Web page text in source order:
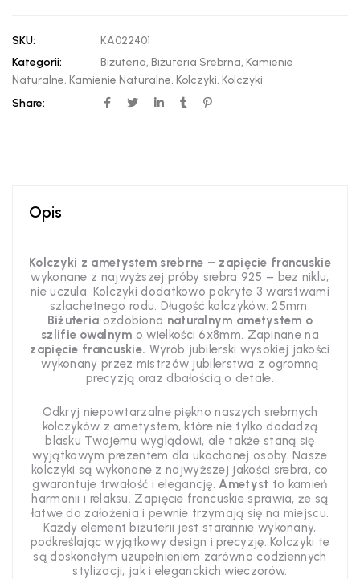
SKU:
KA022401
Kategorii:
Biżuteria, Biżuteria Srebrna, Kamienie
Naturalne, Kamienie Naturalne, Kolczyki, Kolczyki
Share:
Opis
Kolczyki z ametystem srebrne – zapięcie francuskie
wykonane z najwyższej próby srebra 925 – bez niklu,
nie uczula. Kolczyki dodatkowo pokryte 3 warstwami
szlachetnego rodu. Długość kolczyków: 25mm.
Biżuteria ozdobiona naturalnym ametystem o
szlifie owalnym o wielkości 6x8mm. Zapinane na
zapięcie francuskie. Wyrób jubilerski wysokiej jakości
wykonany przez mistrzów jubilerstwa z ogromną
precyzją oraz dbałością o detale.
Odkryj niepowtarzalne piękno naszych srebrnych
kolczyków z ametystem, które nie tylko dodadzą
blasku Twojemu wyglądowi, ale także staną się
wyjątkowym prezentem dla ukochanej osoby. Nasze
kolczyki są wykonane z najwyższej jakości srebra, co
gwarantuje trwałość i elegancję.Ametyst to kamień
harmonii i relaksu. Zapięcie francuskie sprawia, że są
łatwe do założenia i pewnie trzymają się na miejscu.
Każdy element biżuterii jest starannie wykonany,
podkreślając wyjątkowy design i precyzję. Kolczyki te
są doskonałym uzupełnieniem zarówno codziennych
stylizacji, jak i eleganckich wieczorów.